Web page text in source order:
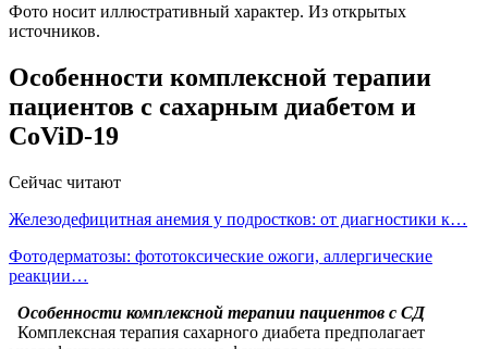
Фото носит иллюстративный характер. Из открытых
источников.
Особенности комплексной терапии
пациентов с сахарным диабетом и
CoViD-19
Сейчас читают
Железодефицитная анемия у подростков: от диагностики к…
Фотодерматозы: фототоксические ожоги, аллергические
реакции…
Особенности комплексной терапии пациентов с СД
Комплексная терапия сахарного диабета предполагает